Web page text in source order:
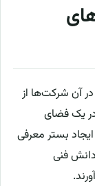
آن شرکت‌ها از
یک فضای
بستر معرفی
فنی